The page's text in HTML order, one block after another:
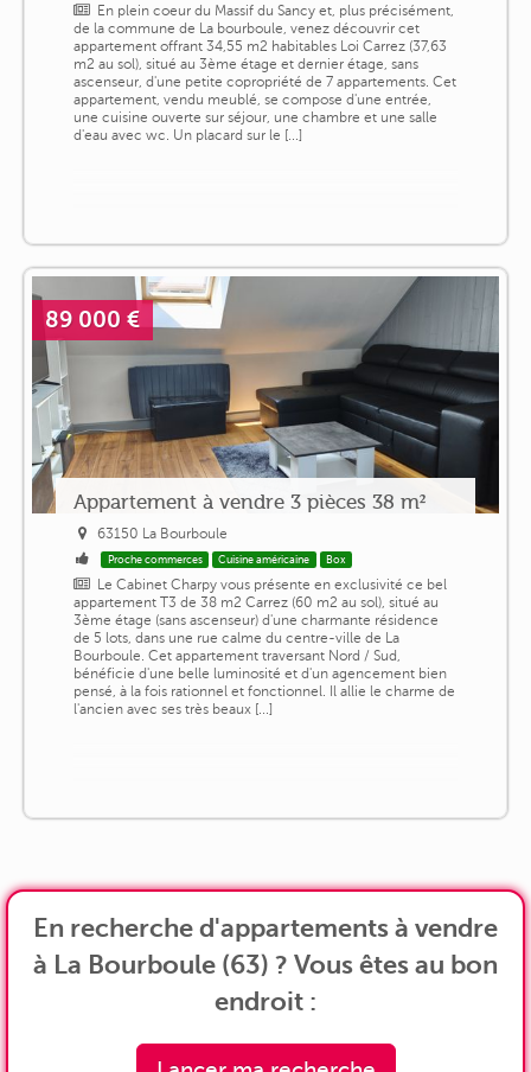
En plein coeur du Massif du Sancy et, plus précisément,
de la commune de La bourboule, venez découvrir cet
appartement offrant 34,55 m2 habitables Loi Carrez (37,63
m2 au sol), situé au 3ème étage et dernier étage, sans
ascenseur, d'une petite copropriété de 7 appartements. Cet
appartement, vendu meublé, se compose d'une entrée,
une cuisine ouverte sur séjour, une chambre et une salle
d'eau avec wc. Un placard sur le [...]
89 000 €
Appartement à vendre 3 pièces 38 m²
63150 La Bourboule
Proche commerces Cuisine américaine Box
Le Cabinet Charpy vous présente en exclusivité ce bel
appartement T3 de 38 m2 Carrez (60 m2 au sol), situé au
3ème étage (sans ascenseur) d'une charmante résidence
de 5 lots, dans une rue calme du centre-ville de La
Bourboule. Cet appartement traversant Nord / Sud,
bénéficie d'une belle luminosité et d'un agencement bien
pensé, à la fois rationnel et fonctionnel. Il allie le charme de
l'ancien avec ses très beaux [...]
En recherche d'appartements à vendre
à La Bourboule (63) ? Vous êtes au bon
endroit :